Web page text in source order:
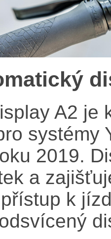
A2 je
systémy
2019.
a
k